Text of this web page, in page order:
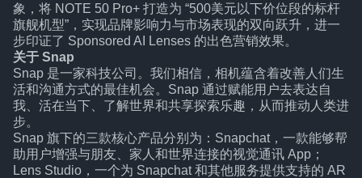
象，将 NOTE 50 Pro+ 打造为 “500美元以下价位段的标杆
旗舰机型”，实现品牌影响力与市场表现的双向跃升，进一
步印证了 Sponsored AI Lenses 的出色营销效果。
关于 Snap
Snap 是一家科技公司。我们相信，相机蕴含着改善人们生
活和沟通方式的最佳机会。Snap 通过赋能用户去表达自
我、活在当下、了解世界和共享探索乐趣，从而推动人类进
步。
Snap 旗下的三款核心产品分别为：Snapchat，一款能够帮
助用户增强与朋友、家人和世界连接的视觉通讯 App；
Lens Studio，一个为 Snapchat 和其他服务提供支持的 AR